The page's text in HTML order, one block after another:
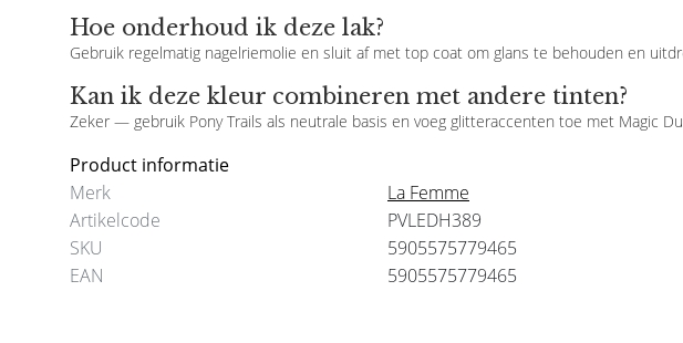
Hoe onderhoud ik deze lak?
Gebruik regelmatig nagelriemolie en sluit af met top coat om glans te behouden en
Kan ik deze kleur combineren met andere tinten?
Zeker — gebruik Pony Trails als neutrale basis en voeg glitteraccenten toe met Magic
Product informatie
Merk
La Femme
Artikelcode
PVLEDH389
SKU
5905575779465
EAN
5905575779465